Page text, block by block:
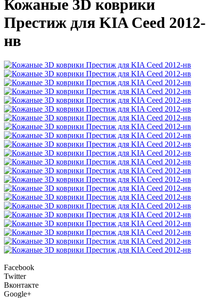
Кожаные 3D коврики
Престиж для KIA Ceed 2012-
нв
Facebook
Twitter
Вконтакте
Google+